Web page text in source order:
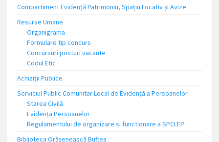
Compartiment Evidență Patrimoniu, Spațiu Locativ și Avize
Resurse Umane
Organigrama
Formulare tip concurs
Concursuri posturi vacante
Codul Etic
Achiziții Publice
Serviciul Public Comunitar Local de Evidență a Persoanelor
Starea Civilă
Evidența Persoanelor
Regulamentului de organizare si functionare a SPCLEP
Biblioteca Orășenească Buftea